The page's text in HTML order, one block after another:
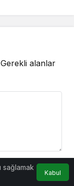
Gerekli alanlar
sağlamak
Kabul